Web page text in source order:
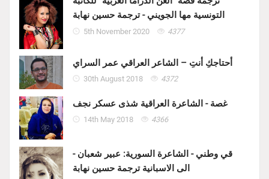
التونسية مها الجويني - ترجمة حسين نهابة
5th November 2020 4377
أحتاجكِ أنتِ – الشاعر العراقي عمر السراي
30th August 2018 4372
غصة - الشاعرة العراقية شذى عسكر نجف
14th May 2018 4366
قي وطني - الشاعرة السورية: عبير شعبان -
الى الاسبانية ترجمة حسين نهابة